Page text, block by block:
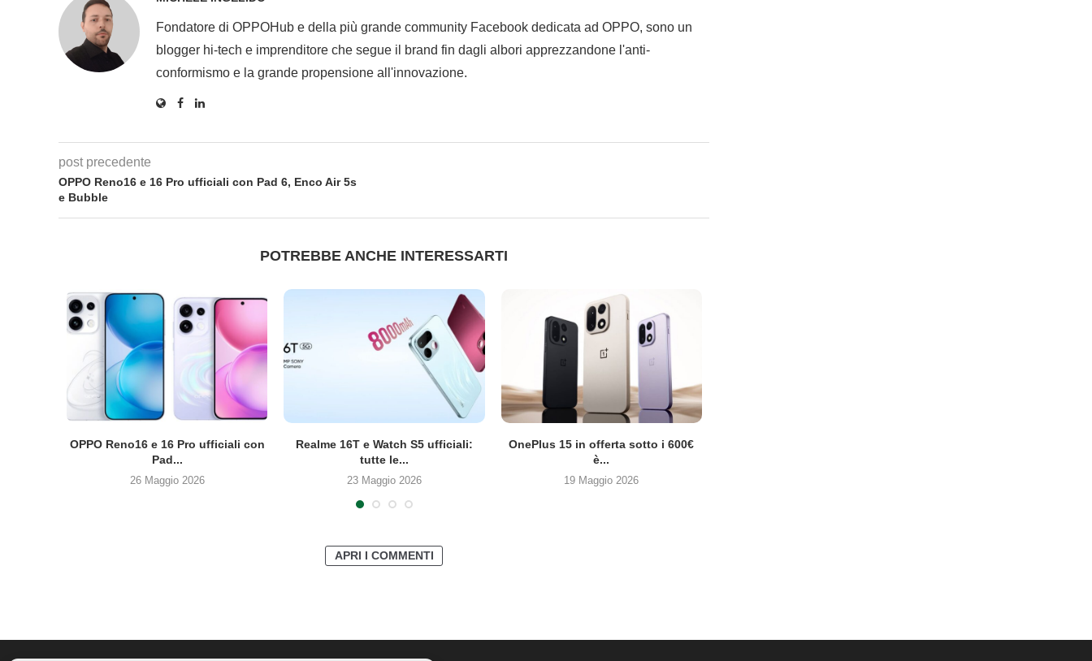
Fondatore di OPPOHub e della più grande community Facebook dedicata ad OPPO, sono un
blogger hi-tech e imprenditore che segue il brand fin dagli albori apprezzandone l'anti-
conformismo e la grande propensione all'innovazione.
post precedente
OPPO Reno16 e 16 Pro ufficiali con Pad 6, Enco Air 5s
e Bubble
POTREBBE ANCHE INTERESSARTI
OPPO Reno16 e 16 Pro ufficiali con
Pad...
26 Maggio 2026
Realme 16T e Watch S5 ufficiali:
tutte le...
23 Maggio 2026
OnePlus 15 in offerta sotto i 600€
è...
19 Maggio 2026
APRI I COMMENTI